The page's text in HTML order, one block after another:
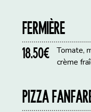
FERMIÈRE
18.50€
Tomate,
crème
PIZZA